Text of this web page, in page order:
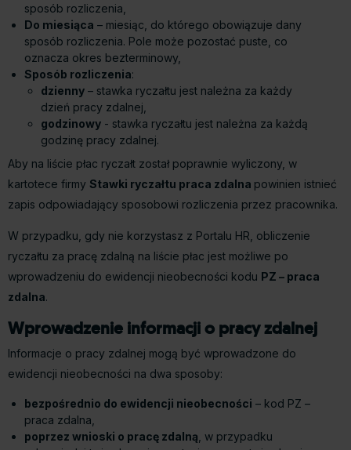
sposób rozliczenia,
Do miesiąca – miesiąc, do którego obowiązuje dany
sposób rozliczenia. Pole może pozostać puste, co
oznacza okres bezterminowy,
Sposób rozliczenia:
dzienny – stawka ryczałtu jest należna za każdy
dzień pracy zdalnej,
godzinowy - stawka ryczałtu jest należna za każdą
godzinę pracy zdalnej.
Aby na liście płac ryczałt został poprawnie wyliczony, w
kartotece firmy Stawki ryczałtu praca zdalna powinien istnieć
zapis odpowiadający sposobowi rozliczenia przez pracownika.
W przypadku, gdy nie korzystasz z Portalu HR, obliczenie
ryczałtu za pracę zdalną na liście płac jest możliwe po
wprowadzeniu do ewidencji nieobecności kodu PZ – praca
zdalna.
Wprowadzenie informacji o pracy zdalnej
Informacje o pracy zdalnej mogą być wprowadzone do
ewidencji nieobecności na dwa sposoby:
bezpośrednio do ewidencji nieobecności – kod PZ –
praca zdalna,
poprzez wnioski o pracę zdalną , w przypadku